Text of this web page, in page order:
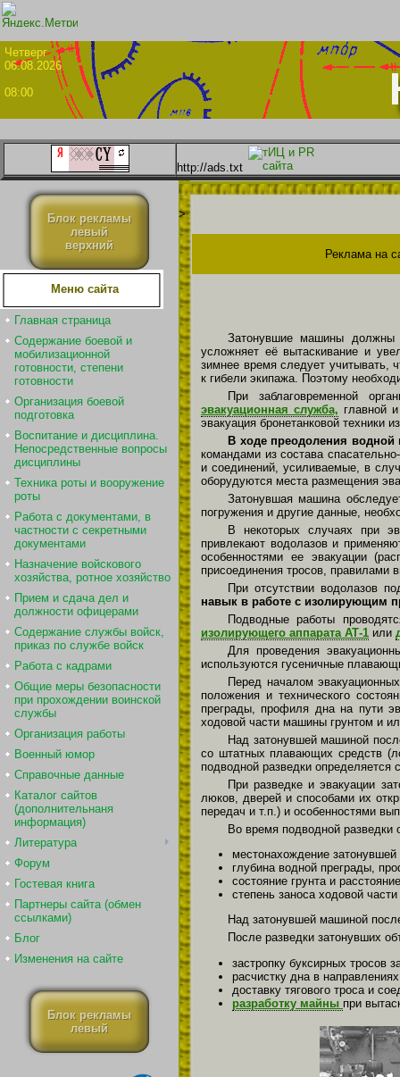
06.08.2026
08:00
http://ads.txt
Блок рекламы
левый
верхний
Меню сайта
Главная страница
Содержание боевой и
мобилизационной
готовности, степени
готовности
Организация боевой
подготовка
Воспитание и дисциплина.
Непосредственные вопросы
дисциплины
Техника роты и вооружение
роты
Работа с документами, в
частности с секретными
документами
Назначение войскового
хозяйства, ротное хозяйство
Прием и сдача дел и
должности офицерами
Содержание службы войск,
приказ по службе войск
Работа с кадрами
Общие меры безопасности
при прохождении воинской
службы
Организация работы
Военный юмор
Справочные данные
Каталог сайтов
(дополнительнаня
информация)
Литература
Форум
Гостевая книга
Партнеры сайта (обмен
ссылками)
Блог
Изменения на сайте
Блок рекламы
левый
>
Реклама на
Затонувшие машины должны
усложняет её вытаскивание и
зимнее время следует учитывать,
к гибели экипажа. Поэтому
При заблаговременной
эвакуационная служба, главной
эвакуация бронетанковой техники
В ходе преодоления водной
командами из состава
и соединений, усиливаемые, в
оборудуются места размещения
Затонувшая машина
погружения и другие данные,
В некоторых случаях при
привлекают водолазов и
особенностями ее эвакуации
присоединения тросов,
При отсутствии водолазов
навык в работе с изолирующим
Подводные работы
изолирующего аппарата АТ-1 или
Для проведения
используются гусеничные
Перед началом
положения и технического
преграды, профиля дна на пути
ходовой части машины грунтом и
Над затонувшей машиной
со штатных плавающих средств
подводной разведки
При разведке и эвакуации
люков, дверей и способами их
передач и т.п.) и особенностями
Во время подводной разведки
местонахождение
глубина водной преграды,
состояние грунта и
степень заноса ходовой
Над затонувшей машиной
После разведки затонувших
застропку буксирных тросов
расчистку дна в
доставку тягового троса и
разработку майны при